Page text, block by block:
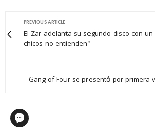
PREVIOUS ARTICLE
El Zar adelanta su segundo disco con
chicos no entienden"
Gang of Four se presentó por primera